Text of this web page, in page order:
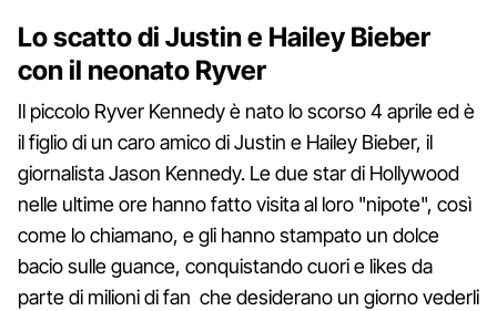
Lo scatto di Justin e Hailey Bieber
con il neonato Ryver
Il piccolo Ryver Kennedy è nato lo scorso 4 aprile ed è
il figlio di un caro amico di Justin e Hailey Bieber, il
giornalista Jason Kennedy. Le due star di Hollywood
nelle ultime ore hanno fatto visita al loro "nipote", così
come lo chiamano, e gli hanno stampato un dolce
bacio sulle guance, conquistando cuori e likes da
parte di milioni di fan che desiderano un giorno vederli